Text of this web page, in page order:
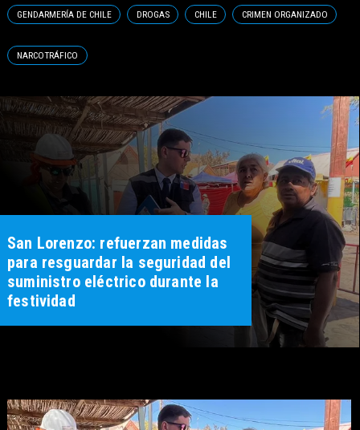
GENDARMERÍA DE CHILE DROGAS CHILE CRIMEN ORGANIZADO
NARCOTRÁFICO
San Lorenzo: refuerzan medidas
para resguardar la seguridad del
suministro eléctrico durante la
festividad